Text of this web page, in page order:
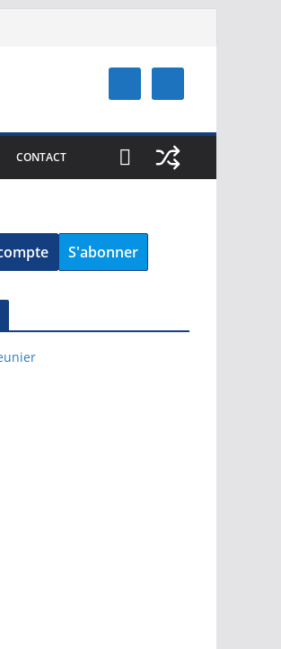
CONTACT
S'abonner